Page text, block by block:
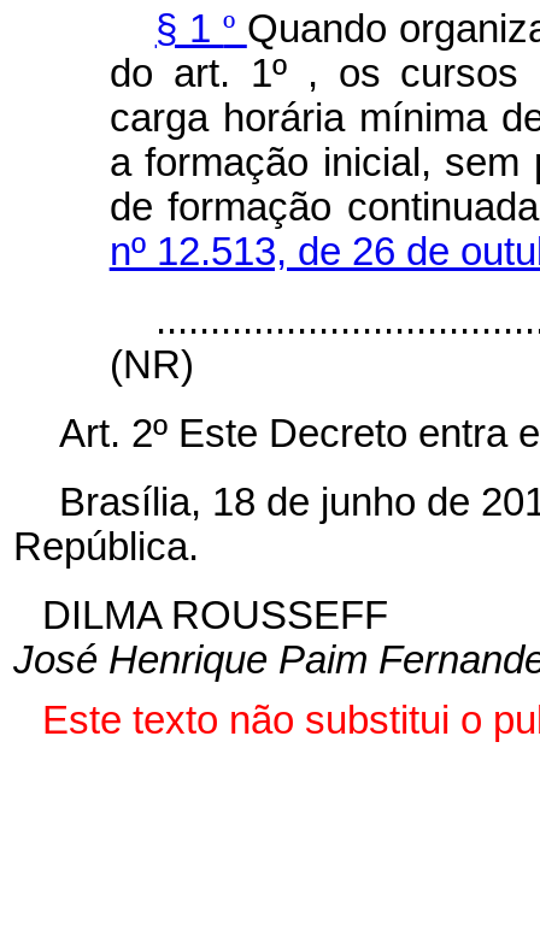
§ 1º Quando
do art. 1º , os cursos
carga horária mínima
a formação inicial, sem
de formação
nº 12.513, de 26 de
(NR)
Art. 2º Este Decreto entra
Brasília, 18 de junho de
República.
DILMA ROUSSEFF
José Henrique Paim
Este texto não substitui o